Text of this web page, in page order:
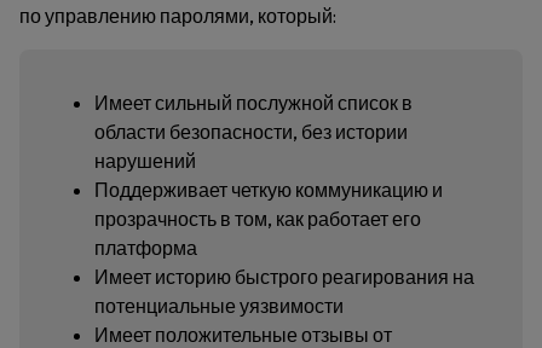
по управлению паролями, который:
Имеет сильный послужной список в
области безопасности, без истории
нарушений
Поддерживает четкую коммуникацию и
прозрачность в том, как работает его
платформа
Имеет историю быстрого реагирования на
потенциальные уязвимости
Имеет положительные отзывы от